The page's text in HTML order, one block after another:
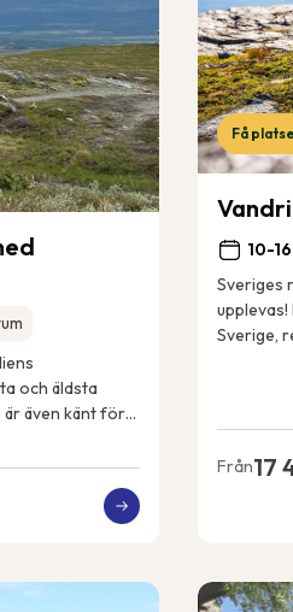
och äldsta
är även känt för
Få
10-
Sveriges
Sverige,
Från17